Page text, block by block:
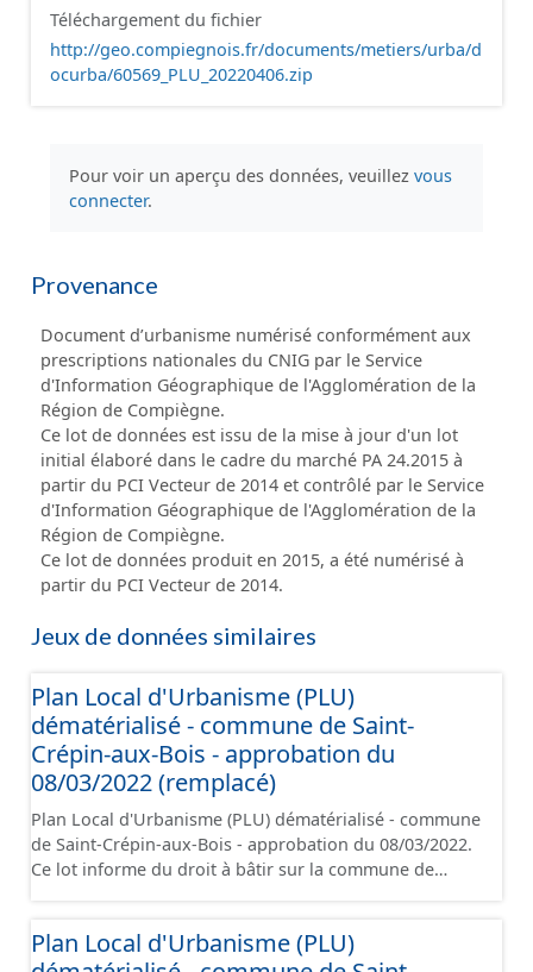
Téléchargement du fichier
http://geo.compiegnois.fr/documents/metiers/urba/d
ocurba/60569_PLU_20220406.zip
Pour voir un aperçu des données, veuillez vous
connecter.
Provenance
Document d’urbanisme numérisé conformément aux
prescriptions nationales du CNIG par le Service
d'Information Géographique de l'Agglomération de la
Région de Compiègne.
Ce lot de données est issu de la mise à jour d'un lot
initial élaboré dans le cadre du marché PA 24.2015 à
partir du PCI Vecteur de 2014 et contrôlé par le Service
d'Information Géographique de l'Agglomération de la
Région de Compiègne.
Ce lot de données produit en 2015, a été numérisé à
partir du PCI Vecteur de 2014.
Jeux de données similaires
Plan Local d'Urbanisme (PLU)
dématérialisé - commune de Saint-
Crépin-aux-Bois - approbation du
08/03/2022 (remplacé)
Plan Local d'Urbanisme (PLU) dématérialisé - commune
de Saint-Crépin-aux-Bois - approbation du 08/03/2022.
Ce lot informe du droit à bâtir sur la commune de
du CNIG et contient les pièces administratives, le
Plan Local d'Urbanisme (PLU)